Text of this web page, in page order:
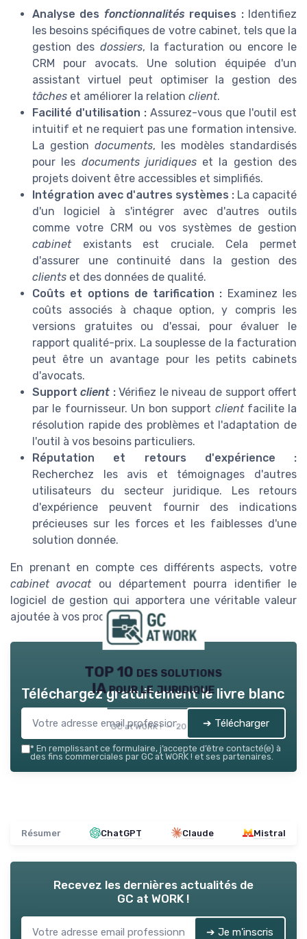
Analyse des fonctionnalités requises :Identifiez
les besoins spécifiques de votre cabinet, tels que la
gestion des dossiers, la facturation ou encore le
CRM pour avocats. Une solution équipée d'un
assistant virtuel peut optimiser la gestion des
tâches et améliorer la relation client.
Facilité d'utilisation : Assurez-vous que l'outil est
intuitif et ne requiert pas une formation intensive.
La gestion documents, les modèles standardisés
pour les documents juridiqueset la gestion des
projets doivent être accessibles et simplifiés.
Intégration avec d'autres systèmes : La capacité
d'un logiciel à s'intégrer avec d'autres outils
comme votre CRM ou vos systèmes de gestion
cabinetexistants est cruciale. Cela permet
d'assurer une continuité dans la gestion des
clients et des données de qualité.
Coûts et options de tarification : Examinez les
coûts associés à chaque option, y compris les
versions gratuites ou d'essai, pour évaluer le
rapport qualité-prix. La souplesse de la facturation
peut être un avantage pour les petits cabinets
d'avocats.
Supportclient :Vérifiez le niveau de support offert
par le fournisseur. Un bon support clientfacilite la
résolution rapide des problèmes et l'adaptation de
l'outil à vos besoins particuliers.
Réputation et retours d'expérience :
Recherchez les avis et témoignages d'autres
utilisateurs du secteur juridique. Les retours
d'expérience peuvent fournir des indications
précieuses sur les forces et les faiblesses d'une
solution donnée.
En prenant en compte ces différents aspects, votre
cabinet avocatou département pourra identifier le
logiciel de gestion qui apportera une véritable valeur
ajoutée à vos processusjuridiques
TOP 10 des solutions
IA pour le juridique
GC at WORK ! — 2026
Téléchargez gratuitement le livre blanc
➔ Télécharger
* En remplissant ce formulaire, j’accepte d’être contacté(e) à
des fins commerciales par GC at WORK ! et ses partenaires.
Résumer ChatGPT Claude Mistral
Recevez les dernières actualités de
GC at WORK !
➔ Je m'inscris